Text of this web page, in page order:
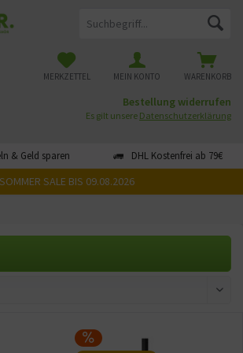
& Geld sparen DHL Kostenfrei ab 79€
WARENKORB
MERKZETTEL MEIN KONTO
Bestellung widerrufen
Es gilt unsere Datenschutzerklärung
SOMMER SALE BIS 09.08.2026